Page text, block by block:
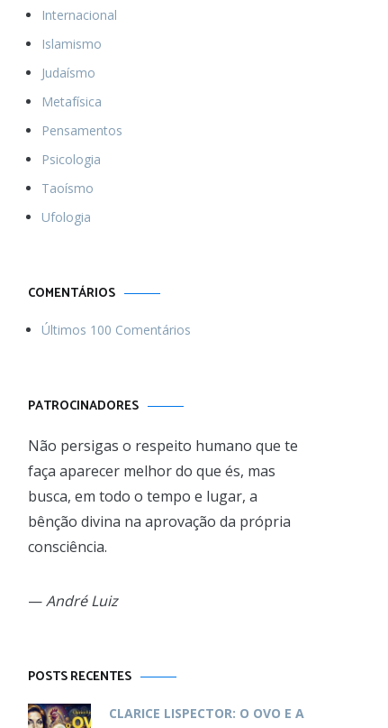
Internacional
Islamismo
Judaísmo
Metafísica
Pensamentos
Psicologia
Taoísmo
Ufologia
COMENTÁRIOS
Últimos 100 Comentários
PATROCINADORES
Não persigas o respeito humano que te
faça aparecer melhor do que és, mas
busca, em todo o tempo e lugar, a
bênção divina na aprovação da própria
consciência.
—André Luiz
POSTS RECENTES
CLARICE LISPECTOR: O OVO E A